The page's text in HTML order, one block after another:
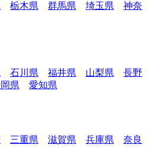
栃木県 群馬県 埼玉県
神奈
石川県 福井県 山梨県
長野
県 愛知県
三重県 滋賀県 兵庫県
奈良